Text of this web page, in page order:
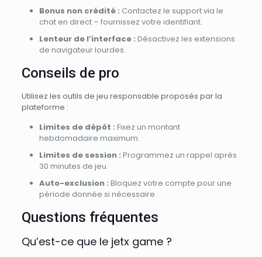
Bonus non crédité : Contactez le support via le
chat en direct – fournissez votre identifiant.
Lenteur de l’interface : Désactivez les extensions
de navigateur lourdes.
Conseils de pro
Utilisez les outils de jeu responsable proposés par la
plateforme :
Limites de dépôt : Fixez un montant
hebdomadaire maximum.
Limites de session : Programmez un rappel après
30 minutes de jeu.
Auto-exclusion : Bloquez votre compte pour une
période donnée si nécessaire.
Questions fréquentes
Qu’est-ce que le jetx game ?